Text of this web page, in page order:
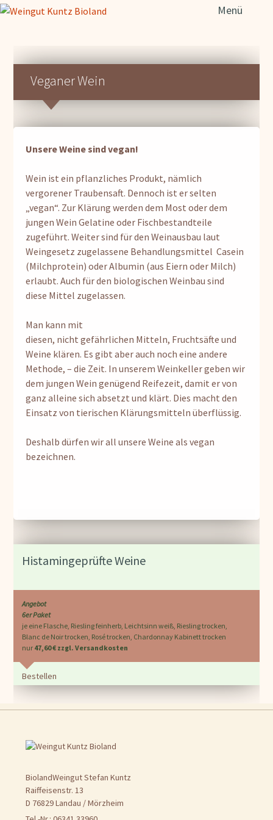
Menü
Veganer Wein
Unsere Weine sind vegan!
Wein ist ein pflanzliches Produkt, nämlich
vergorener Traubensaft. Dennoch ist er selten
„vegan“. Zur Klärung werden dem Most oder dem
jungen Wein Gelatine oder Fischbestandteile
zugeführt. Weiter sind für den Weinausbau laut
Weingesetz zugelassene Behandlungsmittel Casein
(Milchprotein) oder Albumin (aus Eiern oder Milch)
erlaubt. Auch für den biologischen Weinbau sind
diese Mittel zugelassen.
Man kann mit
diesen, nicht gefährlichen Mitteln, Fruchtsäfte und
Weine klären. Es gibt aber auch noch eine andere
Methode, – die Zeit. In unserem Weinkeller geben wir
dem jungen Wein genügend Reifezeit, damit er von
ganz alleine sich absetzt und klärt. Dies macht den
Einsatz von tierischen Klärungsmitteln überflüssig.
Deshalb dürfen wir all unsere Weine als vegan
bezeichnen.
Histamingeprüfte Weine
Angebot
6er Paket
je eine Flasche, Riesling feinherb, Leichtsinn weiß, Riesling trocken,
Blanc de Noir trocken, Rosé trocken, Chardonnay Kabinett trocken
nur 47,60 € zzgl. Versandkosten
Bestellen
BiolandWeingut Stefan Kuntz
Raiffeisenstr. 13
D 76829 Landau / Mörzheim